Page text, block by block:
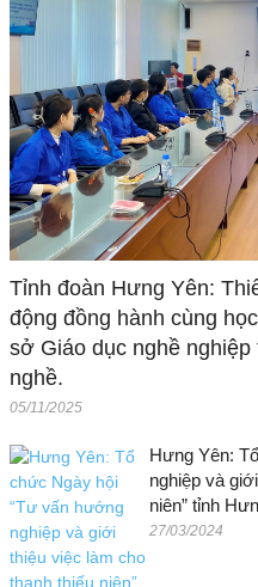
Tỉnh đoàn Hưng Yên:
động đồng hành cùng
sở Giáo dục nghề
nghề.
05/11/2025
Hưng Yên:
nghiệp và
niên” tỉnh
27/03/2024